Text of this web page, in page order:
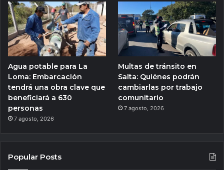
Agua potable para La
Loma: Embarcación
tendrá una obra clave que
beneficiará a 630
personas
7 agosto, 2026
Multas de tránsito en
Salta: Quiénes podrán
cambiarlas por trabajo
comunitario
7 agosto, 2026
Popular Posts